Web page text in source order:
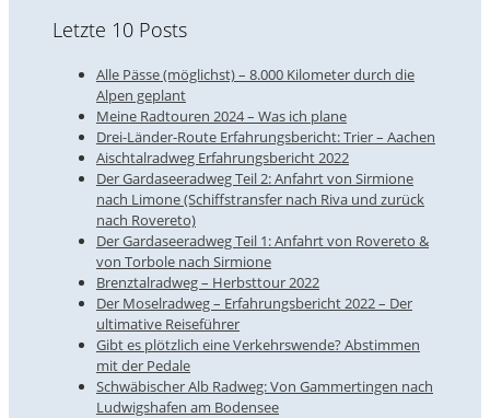
Letzte 10 Posts
Alle Pässe (möglichst) – 8.000 Kilometer durch die
Alpen geplant
Meine Radtouren 2024 – Was ich plane
Drei-Länder-Route Erfahrungsbericht: Trier – Aachen
Aischtalradweg Erfahrungsbericht 2022
Der Gardaseeradweg Teil 2: Anfahrt von Sirmione
nach Limone (Schiffstransfer nach Riva und zurück
nach Rovereto)
Der Gardaseeradweg Teil 1: Anfahrt von Rovereto &
von Torbole nach Sirmione
Brenztalradweg – Herbsttour 2022
Der Moselradweg – Erfahrungsbericht 2022 – Der
ultimative Reiseführer
Gibt es plötzlich eine Verkehrswende? Abstimmen
mit der Pedale
Schwäbischer Alb Radweg: Von Gammertingen nach
Ludwigshafen am Bodensee